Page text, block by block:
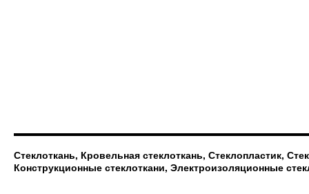
Стеклоткань, Кровельная стеклоткань, Стеклопластик,
Конструкционные стеклоткани, Электроизоляционные